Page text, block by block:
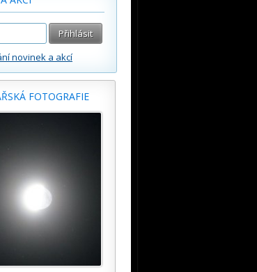
novinek a akcí
FOTOGRAFIE